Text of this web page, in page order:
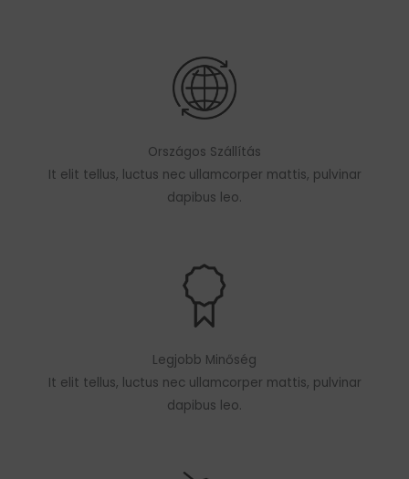
Országos Szállítás
It elit tellus, luctus nec ullamcorper mattis, pulvinar
dapibus leo.
Legjobb Minőség
It elit tellus, luctus nec ullamcorper mattis, pulvinar
dapibus leo.